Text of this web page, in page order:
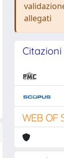
allegati
Citazioni